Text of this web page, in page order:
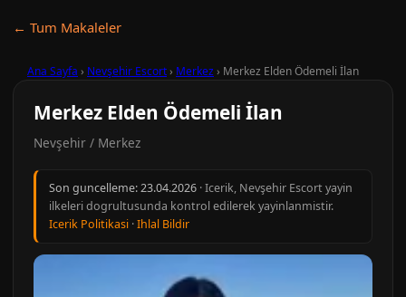
← Tum Makaleler
Ana Sayfa › Nevşehir Escort› Merkez› Merkez Elden Ödemeli İlan
Merkez Elden Ödemeli İlan
Nevşehir / Merkez
Son guncelleme:23.04.2026 · Icerik, Nevşehir Escort yayin
ilkeleri dogrultusunda kontrol edilerek yayinlanmistir.
Icerik Politikasi ·Ihlal Bildir